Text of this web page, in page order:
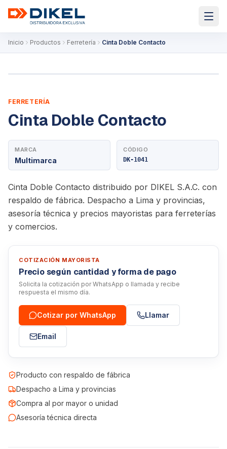
Inicio Productos Ferretería Cinta Doble Contacto
FERRETERÍA
Cinta Doble Contacto
MARCA
Multimarca
CÓDIGO
DK-1041
Cinta Doble Contacto distribuido por DIKEL S.A.C. con
respaldo de fábrica. Despacho a Lima y provincias,
asesoría técnica y precios mayoristas para ferreterías
y comercios.
COTIZACIÓN MAYORISTA
Precio según cantidad y forma de pago
Solicita la cotización por WhatsApp o llamada y recibe
respuesta el mismo día.
Cotizar por WhatsApp Llamar
Email
Producto con respaldo de fábrica
Despacho a Lima y provincias
Compra al por mayor o unidad
Asesoría técnica directa